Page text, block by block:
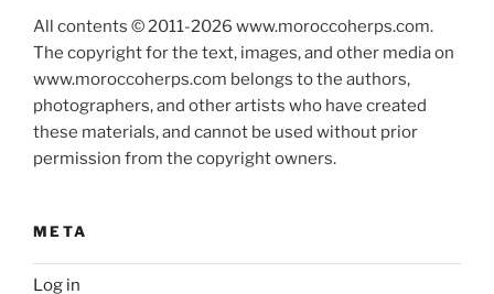
All contents © 2011-2026 www.moroccoherps.com.
The copyright for the text, images, and other media on
www.moroccoherps.com belongs to the authors,
photographers, and other artists who have created
these materials, and cannot be used without prior
permission from the copyright owners.
META
Log in